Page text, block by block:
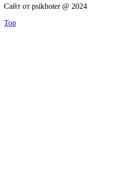
Сайт от psikhoter @ 2024
Top